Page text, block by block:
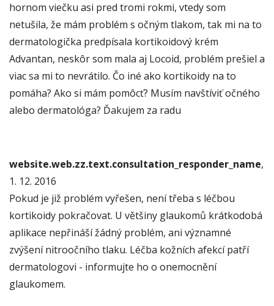
hornom viečku asi pred tromi rokmi, vtedy som
netušila, že mám problém s očným tlakom, tak mi na to
dermatologička predpísala kortikoidový krém
Advantan, neskôr som mala aj Locoid, problém prešiel a
viac sa mi to nevrátilo. Čo iné ako kortikoidy na to
pomáha? Ako si mám pomôcť? Musím navštíviť očného
alebo dermatológa? Ďakujem za radu
website.web.zz.text.consultation_responder_name,
1. 12. 2016
Pokud je již problém vyřešen, není třeba s léčbou
kortikoidy pokračovat. U většiny glaukomů krátkodobá
aplikace nepřináší žádný problém, ani významné
zvýšení nitroočního tlaku. Léčba kožních afekcí patří
dermatologovi - informujte ho o onemocnění
glaukomem.